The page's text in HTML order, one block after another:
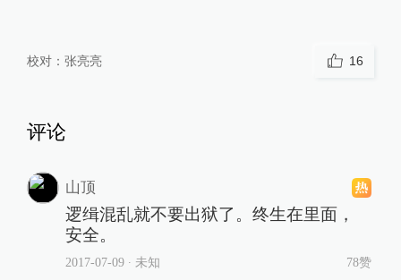
校对： 张亮亮 16
评论
山顶
逻缉混乱就不要出狱了。终生在里面，
安全。
2017-07-09∙ 未知 78赞